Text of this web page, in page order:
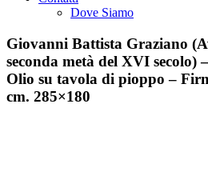
Dove Siamo
Giovanni Battista Graziano
seconda metà del XVI secolo)
Olio su tavola di pioppo –
cm. 285×180